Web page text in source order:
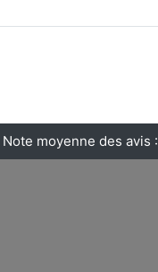
Note moyenne des avis :